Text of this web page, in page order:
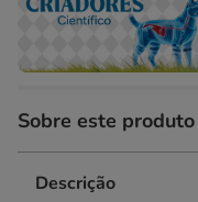
Sobre este produto
Descrição